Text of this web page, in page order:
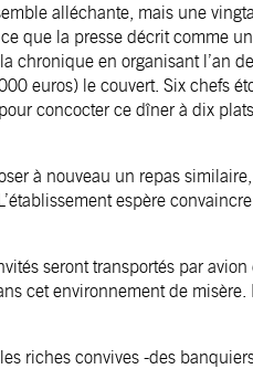
alléchante, mais une
que la presse décrit comme
chronique en organisant l’an
euros) le couvert. Six chefs
concocter ce dîner à dix
à nouveau un repas
espère
seront transportés par
cet environnement de
riches convives -des